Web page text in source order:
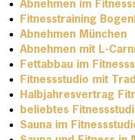
Abnehmen im
Fitnesstraining
Abnehmen München
Abnehmen mit L-
Fettabbau im
Fitnessstudio mit
Halbjahresvertrag
beliebtes
Sauna im